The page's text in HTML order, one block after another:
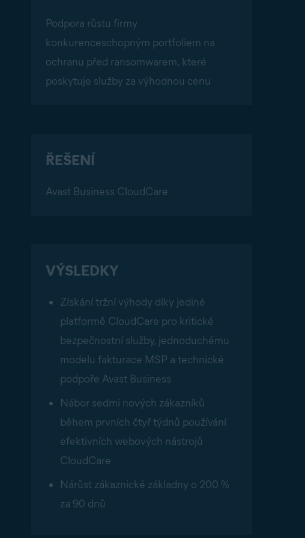
Podpora růstu firmy
konkurenceschopným portfoliem na
ochranu před ransomwarem, které
poskytuje služby za výhodnou cenu
ŘEŠENÍ
Avast Business CloudCare
VÝSLEDKY
Získání tržní výhody díky jediné
platformě CloudCare pro kritické
bezpečnostní služby, jednoduchému
modelu fakturace MSP a technické
podpoře Avast Business
Nábor sedmi nových zákazníků
během prvních čtyř týdnů používání
efektivních webových nástrojů
CloudCare
Nárůst zákaznické základny o 200 %
za 90 dnů